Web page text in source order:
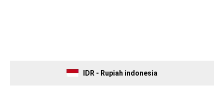
IDR - Rupiah indonesia